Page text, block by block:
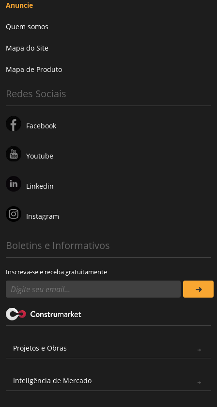
Anuncie
Quem somos
Mapa do Site
Mapa de Produto
Redes Sociais
Facebook
Youtube
Linkedin
Instagram
Boletins e Informativos
Inscreva-se e receba gratuitamente
Projetos e Obras
Inteligência de Mercado